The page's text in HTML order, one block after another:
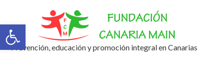
Abrir barra de herramientas
Prevención, educación y promoción integral en Canarias